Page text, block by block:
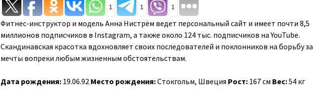
1 1 1
Фитнес-инструктор и модель Анна Нистрём ведет персональный сайт и имеет почти 8,5
миллионов подписчиков в Instagram, а также около 124 тыс. подписчиков на YouTube.
Скандинавская красотка вдохновляет своих последователей и поклонников на борьбу за
мечты вопреки любым жизненным обстоятельствам.
Дата рождения:19.06.92 Место рождения:Стокгольм, Швеция Рост: 167 см Вес:54 кг